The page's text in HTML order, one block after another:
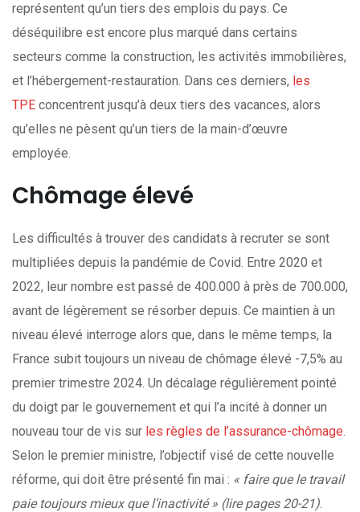
représentent qu’un tiers des emplois du pays. Ce
déséquilibre est encore plus marqué dans certains
secteurs comme la construction, les activités immobilières,
et l’hébergement-restauration. Dans ces derniers, les
TPE concentrent jusqu’à deux tiers des vacances, alors
qu’elles ne pèsent qu’un tiers de la main-d’œuvre
employée.
Chômage élevé
Les difficultés à trouver des candidats à recruter se sont
multipliées depuis la pandémie de Covid. Entre 2020 et
2022, leur nombre est passé de 400.000 à près de 700.000,
avant de légèrement se résorber depuis. Ce maintien à un
niveau élevé interroge alors que, dans le même temps, la
France subit toujours un niveau de chômage élevé -7,5% au
premier trimestre 2024. Un décalage régulièrement pointé
du doigt par le gouvernement et qui l’a incité à donner un
nouveau tour de vis sur les règles de l’assurance-chômage.
Selon le premier ministre, l’objectif visé de cette nouvelle
réforme, qui doit être présenté fin mai : « faire que le travail
paie toujours mieux que l’inactivité » (lire pages 20-21).